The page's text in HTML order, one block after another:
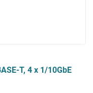
T, 4 x 1/10GbE